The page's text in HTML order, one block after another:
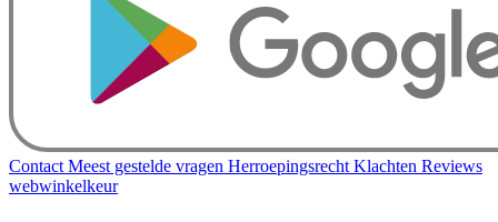
Contact Meest gestelde vragen Herroepingsrecht Klachten Reviews
webwinkelkeur